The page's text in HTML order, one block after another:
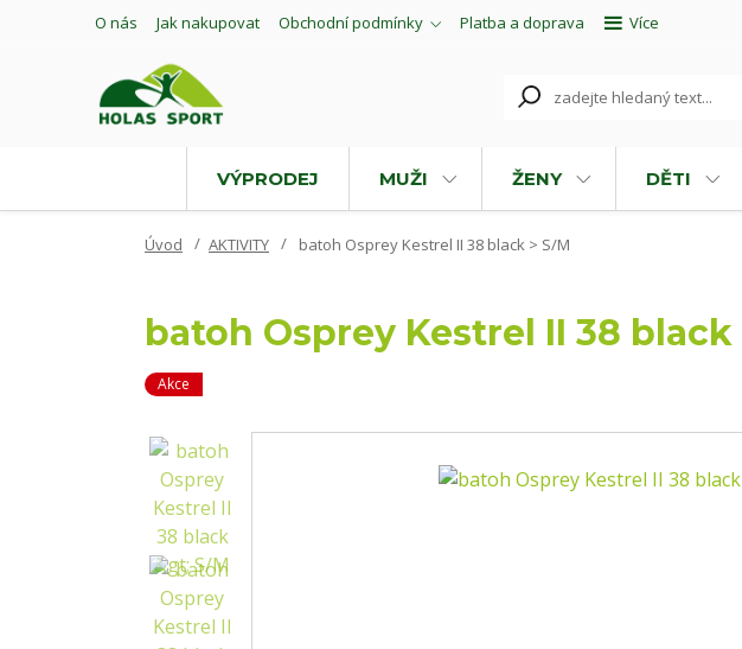
O nás Jak nakupovat Obchodní podmínky Platba a doprava Více
VÝPRODEJ MUŽI ŽENY DĚTI
Úvod AKTIVITY batoh Osprey Kestrel II 38 black > S/M
batoh Osprey Kestrel II 38 black
Akce